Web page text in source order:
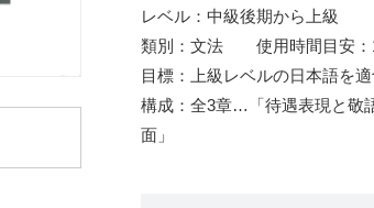
レベル：中級後期から上級
類別：文法 使用時間目安：
目標：上級レベルの日本語を適
構成：全3章…「待遇表現と敬
面」